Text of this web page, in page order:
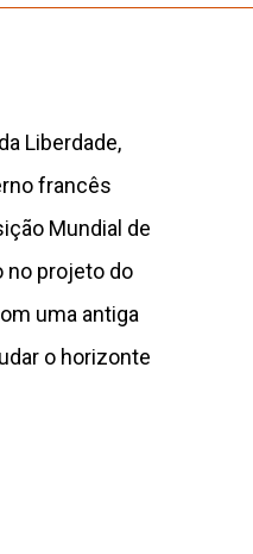
Liberdade,
francês
Mundial de
no projeto do
uma antiga
o horizonte